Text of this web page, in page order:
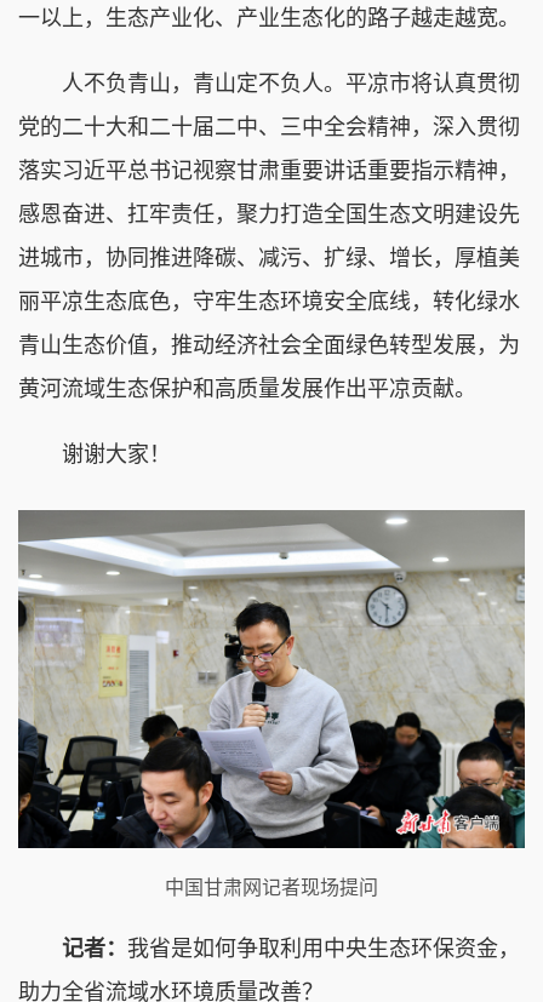
一以上，生态产业化、产业生态化的路子越走越宽。
人不负青山，青山定不负人。平凉市将认真贯彻
党的二十大和二十届二中、三中全会精神，深入贯彻
落实习近平总书记视察甘肃重要讲话重要指示精神，
感恩奋进、扛牢责任，聚力打造全国生态文明建设先
进城市，协同推进降碳、减污、扩绿、增长，厚植美
丽平凉生态底色，守牢生态环境安全底线，转化绿水
青山生态价值，推动经济社会全面绿色转型发展，为
黄河流域生态保护和高质量发展作出平凉贡献。
谢谢大家！
中国甘肃网记者现场提问
记者： 我省是如何争取利用中央生态环保资金，
助力全省流域水环境质量改善？